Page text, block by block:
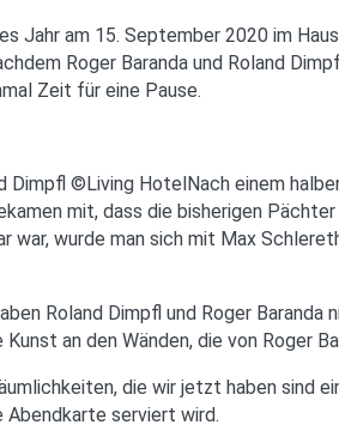
Jahr am 15. September 2020 im
Roger Baranda und Roland
Zeit für eine Pause.
Nach einem
mit, dass die bisherigen
war, wurde man sich mit Max
Roland Dimpfl und Roger
an den Wänden, die von Roger
die wir jetzt haben sind
Abendkarte serviert wird.